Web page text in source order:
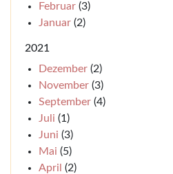
Februar (3)
Januar (2)
2021
Dezember (2)
November (3)
September (4)
Juli (1)
Juni (3)
Mai (5)
April (2)